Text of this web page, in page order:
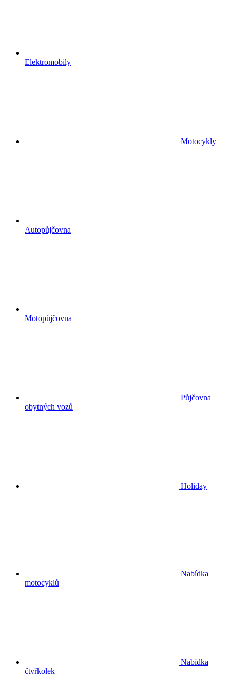
Elektromobily
Motocykly
Autopůjčovna
Motopůjčovna
Půjčovna
obytných vozů
Holiday
Nabídka
motocyklů
Nabídka
čtyřkolek